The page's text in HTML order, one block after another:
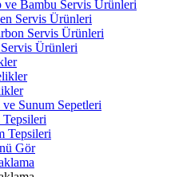
ve Bambu Servis Ürünleri
Servis Ürünleri
Servis Ürünleri
Ürünleri
ve Sunum Sepetleri
Tepsileri
Tepsileri
Gör